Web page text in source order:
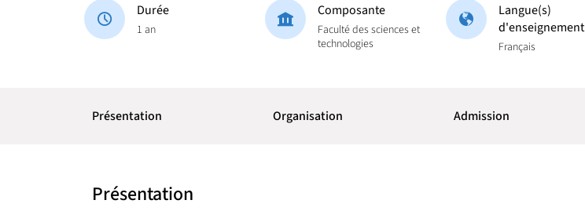
Durée
1 an
Composante
Faculté des sciences et
technologies
Langue(s)
d'enseignement
Français
Présentation Organisation Admission
Présentation